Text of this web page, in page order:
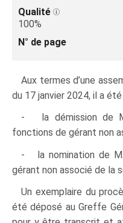
Qualité
100%
N° de page
Aux termes d’une
du 17 janvier 2024, il a
- la démission de
fonctions de gérant non
- la nomination de M.
gérant non associé de la
Un exemplaire du
été déposé au Greffe